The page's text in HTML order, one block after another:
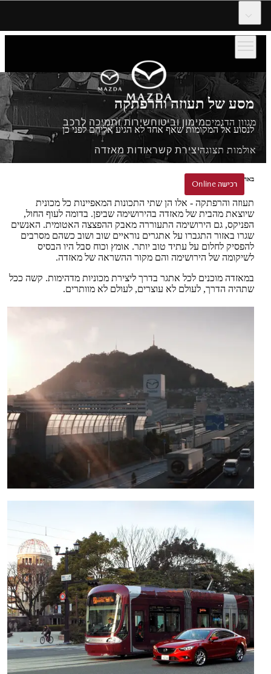
מגוון הדגמיםמימון וביטוחשירות ותמיכה לרכב
אולמות תצוגהיצירת קשראודות מאזדה
רכישה Online
מסע של תעוזה והרפתקה
לנסוע אל המקומות שאף אחד לא הגיע אליהם לפני כן
באהבה ובאומץ מהירושימה
תעוזה והרפתקה - אלו הן שתי התכונות המאפיינות כל מכונית
שיוצאת מהבית של מאזדה בהירושימה שביפן. בדומה לעוף החול,
הפניקס, גם הירושימה התעוררה מאבק ההפצצה האטומית. האנשים
שגרו באזור התגברו על אתגרים נוראיים שוב ושוב כשהם מסרבים
להפסיק לחלום על עתיד טוב יותר. אומץ וכוח סבל היו הבסיס
לשיקומה של הירושימה והם מקור ההשראה של מאזדה.
במאזדה מוכנים לכל אתגר בדרך ליצירת מכוניות מדהימות. קשה ככל
שתהיה הדרך, לעולם לא עוצרים, לעולם לא מוותרים.